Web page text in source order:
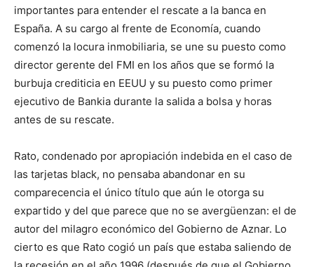
importantes para entender el rescate a la banca en
España. A su cargo al frente de Economía, cuando
comenzó la locura inmobiliaria, se une su puesto como
director gerente del FMI en los años que se formó la
burbuja crediticia en EEUU y su puesto como primer
ejecutivo de Bankia durante la salida a bolsa y horas
antes de su rescate.
Rato, condenado por apropiación indebida en el caso de
las tarjetas black, no pensaba abandonar en su
comparecencia el único título que aún le otorga su
expartido y del que parece que no se avergüenzan: el de
autor del milagro económico del Gobierno de Aznar. Lo
cierto es que Rato cogió un país que estaba saliendo de